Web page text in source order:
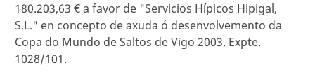
180.203,63 € a favor de "Servicios Hípicos Hipigal,
S.L." en concepto de axuda ó desenvolvemento da
Copa do Mundo de Saltos de Vigo 2003. Expte.
1028/101.